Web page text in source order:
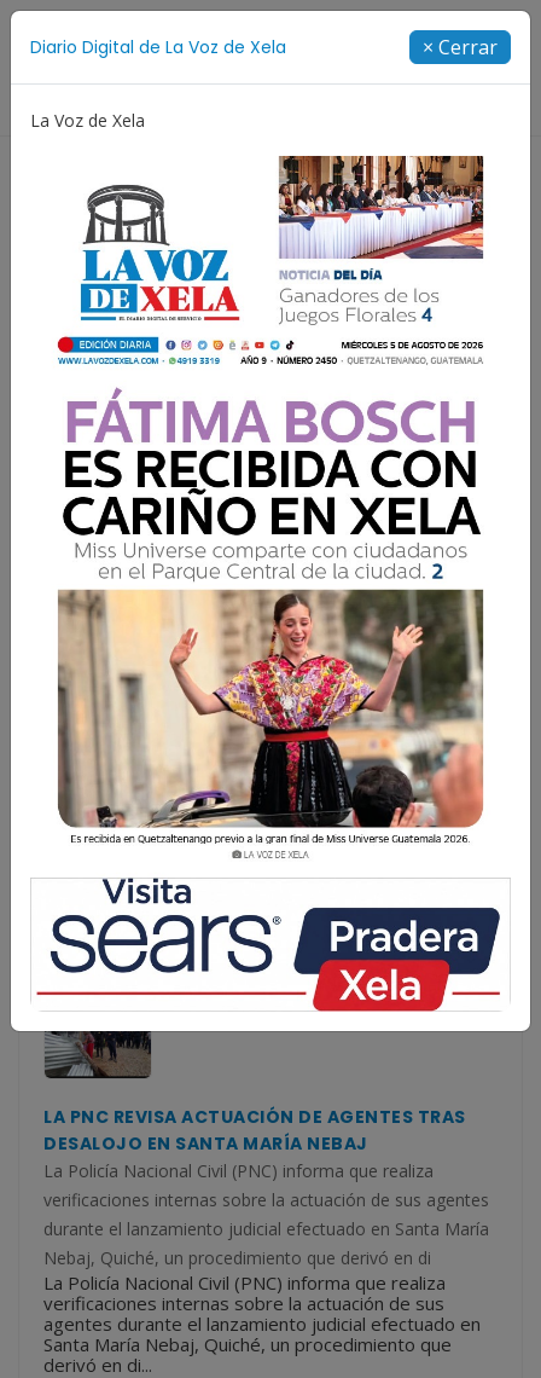
Diario Digital de La Voz de Xela × Cerrar
La Voz de Xela
Resultados para:PNC
GRADÚAN A 146 AGENTES PARA SEGURIDAD
TURÍSTICA EN GUATEMALA
Un total de 146 agentes de la Policía Nacional Civil (PNC)
se incorporan a la División de Seguridad Turística
(DISETUR) luego de completar el Décimo Segundo Curso
de Especialidad de Seguridad Turística, con el que r
Un total de 146 agentes de la Policía Nacional Civil
Turística (DISETUR) luego de completar el Décimo
Segundo Curso de Especialidad de Seguridad
Turística, con el que r...
LA PNC REVISA ACTUACIÓN DE AGENTES TRAS
DESALOJO EN SANTA MARÍA NEBAJ
La Policía Nacional Civil (PNC) informa que realiza
verificaciones internas sobre la actuación de sus agentes
durante el lanzamiento judicial efectuado en Santa María
Nebaj, Quiché, un procedimiento que derivó en di
La Policía Nacional Civil (PNC) informa que realiza
verificaciones internas sobre la actuación de sus
agentes durante el lanzamiento judicial efectuado en
Santa María Nebaj, Quiché, un procedimiento que
derivó en di...